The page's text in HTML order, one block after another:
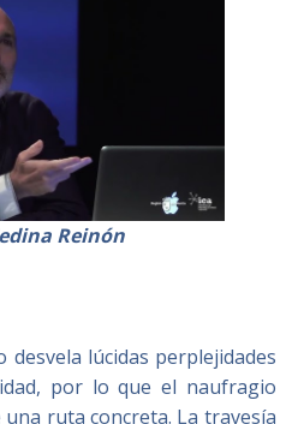
Reinón
lúcidas perplejidades
por lo que el naufragio
una ruta concreta. La travesía